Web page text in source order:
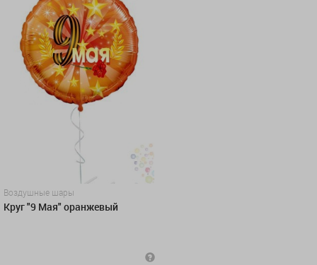
Воздушные шары
Круг "9 Мая" оранжевый